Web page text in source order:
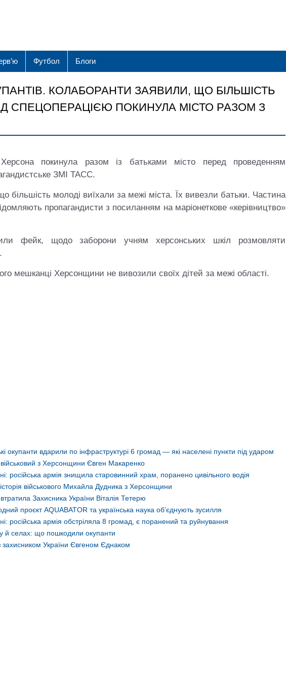
Футбол Блоги
КОЛАБОРАНТИ ЗАЯВИЛИ, ЩО БІЛЬШІСТЬ
СПЕЦОПЕРАЦІЄЮ ПОКИНУЛА МІСТО РАЗОМ З
покинула разом із батьками місто перед проведенням
ЗМІ ТАСС.
більшість молоді виїхали за межі міста. Їх вивезли батьки. Частина
пропагандисти з посиланням на маріонеткове «керівництво»
фейк, щодо заборони учням херсонських шкіл розмовляти
мешканці Херсонщини не вивозили своїх дітей за межі області.
окупанти вдарили по інфраструктурі 6 громад — які населені пункти під ударом
з Херсонщини Євген Макаренко
російська армія знищила старовинний храм, поранено цивільного водія
військового Михайла Дудника з Херсонщини
Захисника України Віталія Тетерю
проєкт AQUABATOR та українська наука об’єднують зусилля
російська армія обстріляла 8 громад, є поранений та руйнування
й селах: що пошкодили окупанти
України Євгеном Єднаком
Іван Зубенко — емігрант з
Херсона, який обрав смерть
замість зради